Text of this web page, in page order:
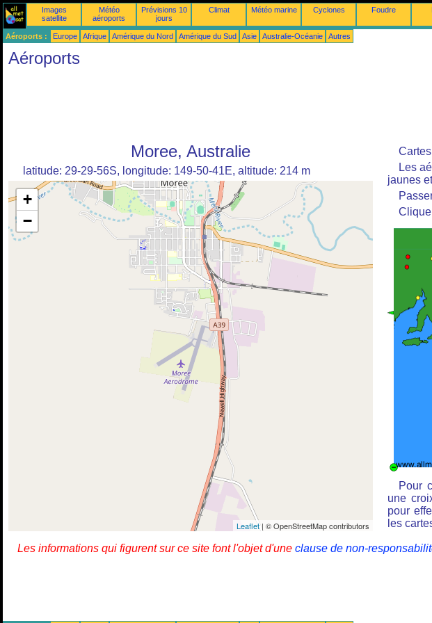
Images
satellite
Météo
aéroports
Prévisions 10
jours
Climat Météo marine Cyclones Foudre
Aéroports : Europe Afrique Amérique du Nord Amérique du Sud Asie Australie-Océanie Autres
Aéroports
Moree, Australie
latitude: 29-29-56S, longitude: 149-50-41E, altitude: 214 m
+
−
Leaflet | © OpenStreetMap contributors
Les
jaunes
Pour
une
pour
les
Les informations qui figurent sur ce site font l'objet d'une clause de non-